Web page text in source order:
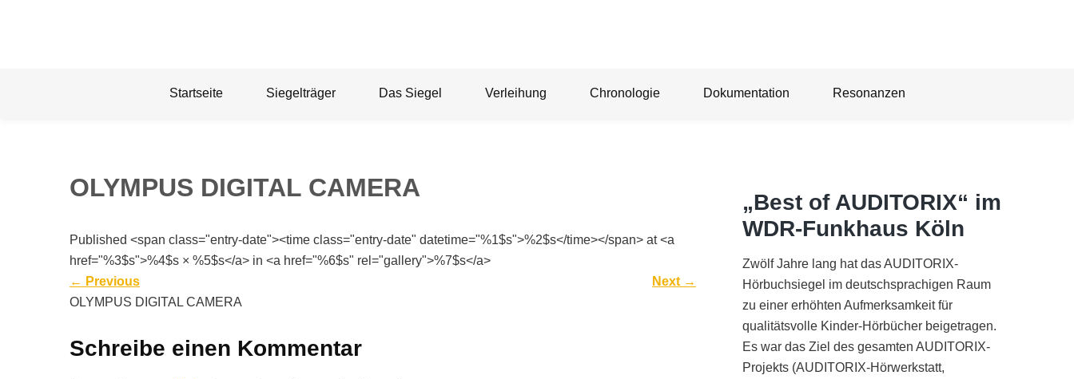
Startseite Siegelträger Das Siegel Verleihung Chronologie Dokumentation Resonanzen
OLYMPUS DIGITAL CAMERA
Published <span class="entry-date"><time class="entry-date" datetime="%1$s">%2$s</time></span> at <a
href="%3$s">%4$s × %5$s</a> in <a href="%6$s" rel="gallery">%7$s</a>
← Previous Next →
OLYMPUS DIGITAL CAMERA
Schreibe einen Kommentar
„Best of AUDITORIX“ im
WDR-Funkhaus Köln
Zwölf Jahre lang hat das AUDITORIX-
Hörbuchsiegel im deutschsprachigen Raum
zu einer erhöhten Aufmerksamkeit für
qualitätsvolle Kinder-Hörbücher beigetragen.
Es war das Ziel des gesamten AUDITORIX-
Projekts (AUDITORIX-Hörwerkstatt,